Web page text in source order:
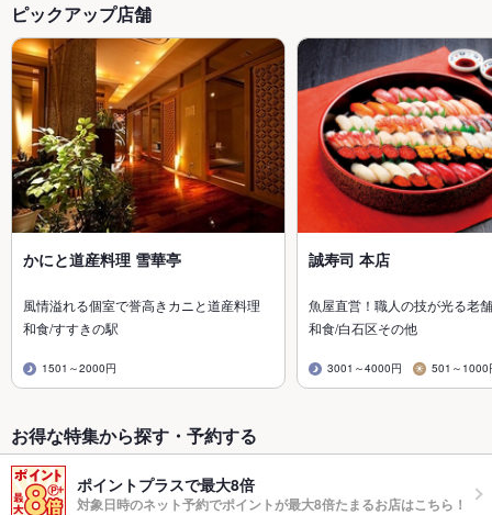
ピックアップ店舗
かにと道産料理 雪華亭
風情溢れる個室で誉高きカニと道産料理
和食/すすきの駅
1501～2000円
誠寿司 本店
魚屋直営！職人の技が光る老
和食/白石区その他
3001～4000円 501～1000
お得な特集から探す・予約する
ポイントプラスで最大8倍
対象日時のネット予約でポイントが最大8倍たまるお店はこちら！